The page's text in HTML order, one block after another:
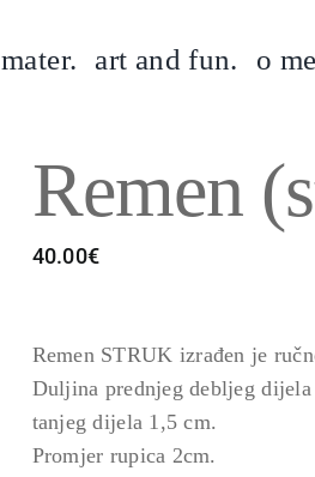
mater. art and fun. o
Remen
40.00€
Remen STRUK izrađen je
Duljina prednjeg debljeg
tanjeg dijela 1,5 cm.
Promjer rupica 2cm.